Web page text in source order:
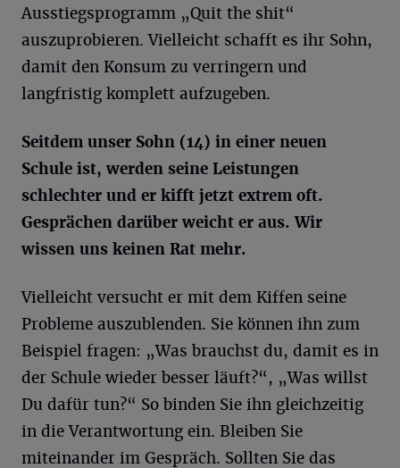
Ausstiegsprogramm „Quit the shit“
auszuprobieren. Vielleicht schafft es ihr Sohn,
damit den Konsum zu verringern und
langfristig komplett aufzugeben.
Seitdem unser Sohn (14) in einer neuen
Schule ist, werden seine Leistungen
schlechter und er kifft jetzt extrem oft.
Gesprächen darüber weicht er aus. Wir
wissen uns keinen Rat mehr.
Vielleicht versucht er mit dem Kiffen seine
Probleme auszublenden. Sie können ihn zum
Beispiel fragen: „Was brauchst du, damit es in
der Schule wieder besser läuft?“, „Was willst
Du dafür tun?“ So binden Sie ihn gleichzeitig
in die Verantwortung ein. Bleiben Sie
miteinander im Gespräch. Sollten Sie das